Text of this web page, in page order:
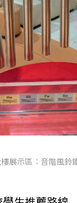
展示區：音階風鈴